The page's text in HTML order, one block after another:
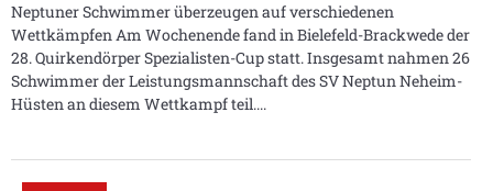
Neptuner Schwimmer überzeugen auf verschiedenen
Wettkämpfen Am Wochenende fand in Bielefeld-Brackwede der
28. Quirkendörper Spezialisten-Cup statt. Insgesamt nahmen 26
Schwimmer der Leistungsmannschaft des SV Neptun Neheim-
Hüsten an diesem Wettkampf teil.